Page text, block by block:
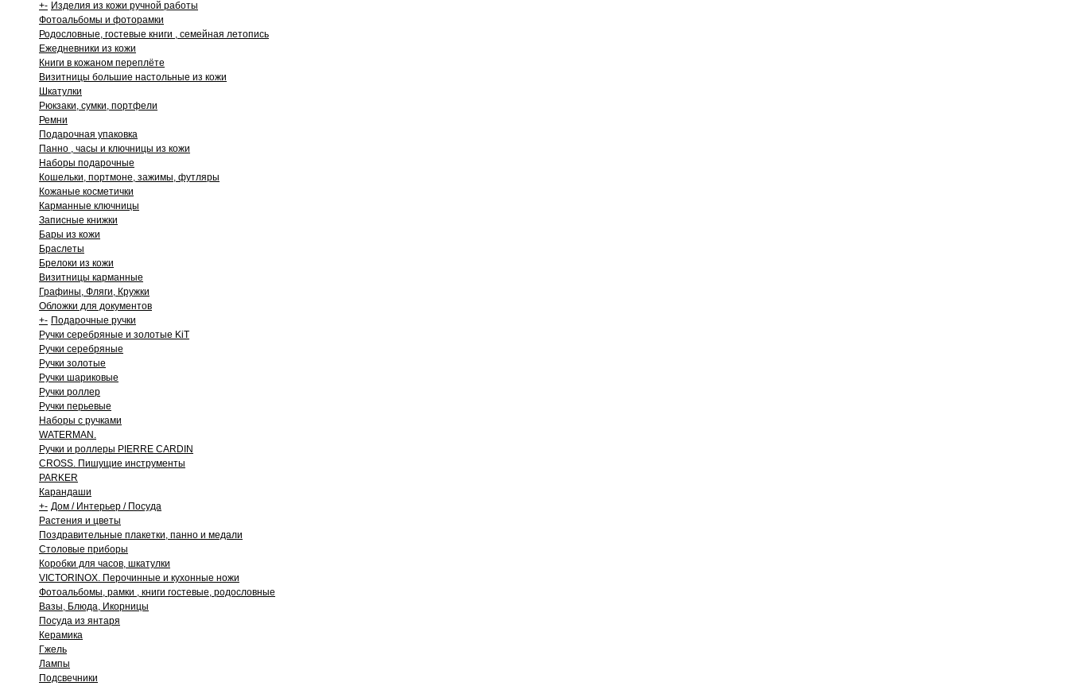
+- Изделия из кожи ручной работы
Фотоальбомы и фоторамки
Родословные, гостевые книги , семейная летопись
Ежедневники из кожи
Книги в кожаном переплёте
Визитницы большие настольные из кожи
Шкатулки
Рюкзаки, сумки, портфели
Ремни
Подарочная упаковка
Панно , часы и ключницы из кожи
Наборы подарочные
Кошельки, портмоне, зажимы, футляры
Кожаные косметички
Карманные ключницы
Записные книжки
Бары из кожи
Браслеты
Брелоки из кожи
Визитницы карманные
Графины, Фляги, Кружки
Обложки для документов
+- Подарочные ручки
Ручки серебряные и золотые KiT
Ручки серебряные
Ручки золотые
Ручки шариковые
Ручки роллер
Ручки перьевые
Наборы с ручками
WATERMAN.
Ручки и роллеры PIERRE CARDIN
CROSS. Пишущие инструменты
PARKER
Карандаши
+- Дом / Интерьер / Посуда
Растения и цветы
Поздравительные плакетки, панно и медали
Столовые приборы
Коробки для часов, шкатулки
VICTORINOX. Перочинные и кухонные ножи
Фотоальбомы, рамки , книги гостевые, родословные
Вазы, Блюда, Икорницы
Посуда из янтаря
Керамика
Гжель
Лампы
Подсвечники